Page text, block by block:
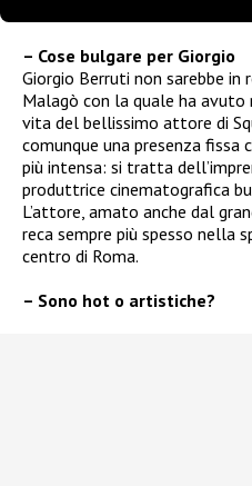
– Cose bulgare per Giorgio
Giorgio Berruti non sarebbe
Malagò con la quale ha
vita del bellissimo attore di
comunque una presenza fissa
più intensa: si tratta
produttrice cinematografica
L’attore, amato anche dal
reca sempre più spesso nella
centro di Roma.
– Sono hot o artistiche?